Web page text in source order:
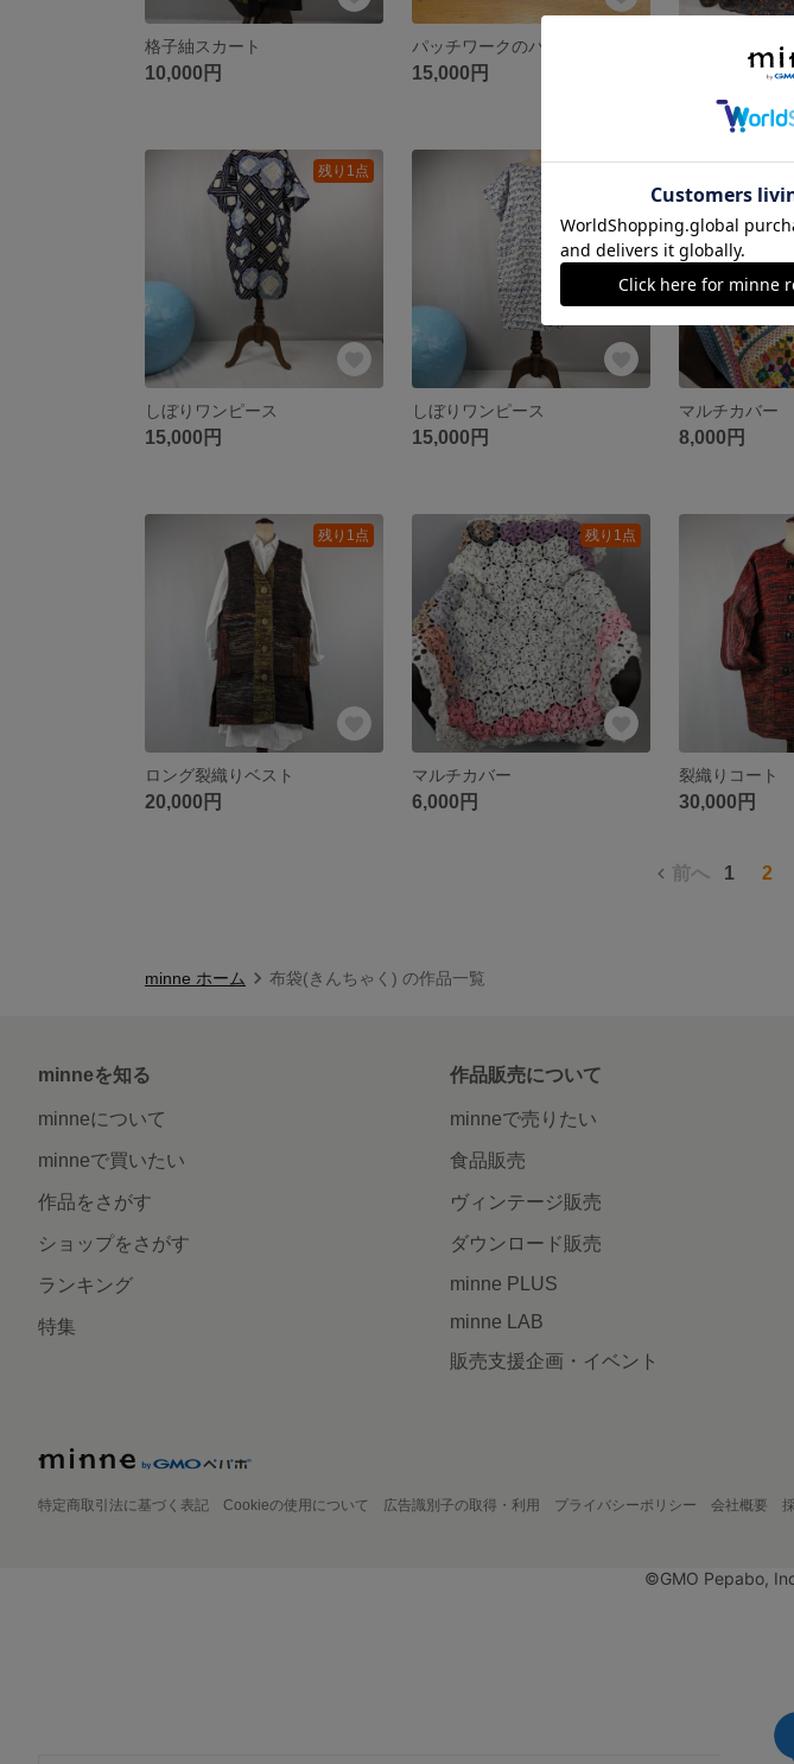
格子紬スカート
10,000円
パッチワークのパーツ
15,000円
パッチワーク
23,000円
残り1点
しぼりワンピース
15,000円
しぼりワンピース
15,000円
マルチカバー
8,000円
残り1点
ロング裂織りベスト
20,000円
残り1点
マルチカバー
6,000円
裂織りコート
30,000円
前へ 1 2
minne ホーム 布袋(きんちゃく) の作品一覧
minneを知る
minneについて
minneで買いたい
作品をさがす
ショップをさがす
ランキング
特集
作品販売について
minneで売りたい
食品販売
ヴィンテージ販売
ダウンロード販売
minne PLUS
minne LAB
販売支援企画・イベント
特定商取引法に基づく表記 Cookieの使用について 広告識別子の取得・利用 プライバシーポリシー 会社概要
©GMO Pepabo,